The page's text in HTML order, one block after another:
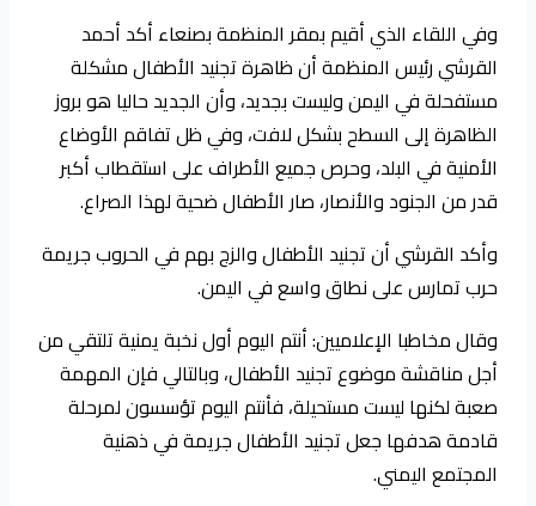
وفي اللقاء الذي أقيم بمقر المنظمة بصنعاء أكد أحمد
القرشي رئيس المنظمة أن ظاهرة تجنيد الأطفال مشكلة
مستفحلة في اليمن وليست بجديد، وأن الجديد حاليا هو بروز
الظاهرة إلى السطح بشكل لافت، وفي ظل تفاقم الأوضاع
الأمنية في البلد، وحرص جميع الأطراف على استقطاب أكبر
قدر من الجنود والأنصار، صار الأطفال ضحية لهذا الصراع.
وأكد القرشي أن تجنيد الأطفال والزج بهم في الحروب جريمة
حرب تمارس على نطاق واسع في اليمن.
وقال مخاطبا الإعلاميين: أنتم اليوم أول نخبة يمنية تلتقي من
أجل مناقشة موضوع تجنيد الأطفال، وبالتالي فإن المهمة
صعبة لكنها ليست مستحيلة، فأنتم اليوم تؤسسون لمرحلة
قادمة هدفها جعل تجنيد الأطفال جريمة في ذهنية
المجتمع اليمني.